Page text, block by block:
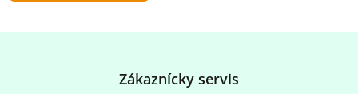
Zákaznícky servis